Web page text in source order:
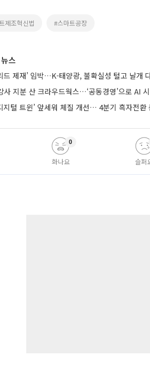
제조혁신법 #스마트공장
스
드 제재’ 임박…K-태양광, 불확실성 털고 날개
사 지분 산 크라우드웍스…‘공동경영’으로 AI
지털 트윈’ 앞세워 체질 개선… 4분기 흑자전환
화나요
0
슬퍼